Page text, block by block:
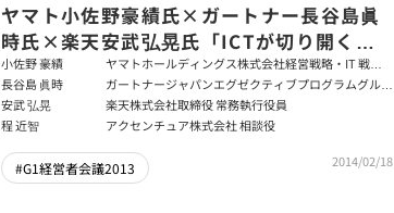
ヤマト小佐野豪績氏×ガートナー長谷島眞
時氏×楽天安武弘晃氏「ICTが切り開く経
営革新」後編
小佐野 豪績
ヤマトホールディングス株式会社経営戦略・IT 戦略
担当 執行役員
長谷島 眞時
ガートナージャパンエグゼクティブプログラムグルー
プバイスプレジデント エグゼクティブパートナー/ 元
ソニー株式会社SVP 業務執行役員 CIO
安武 弘晃
楽天株式会社取締役 常務執行役員
程 近智
アクセンチュア株式会社 相談役
#G1経営者会議2013 2014/02/18